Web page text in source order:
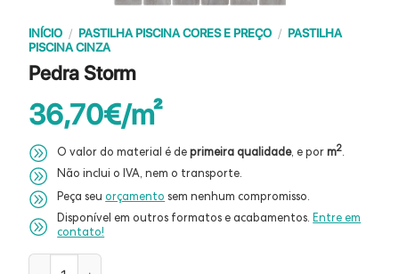
INÍCIO / PASTILHA PISCINA CORES E PREÇO / PASTILHA
PISCINA CINZA
Pedra Storm
36,70€
O valor do material é de primeira qualidade, e porm2.
Não inclui o IVA, nem o transporte.
Peça seuorçamento sem nenhum compromisso.
Disponível em outros formatos e acabamentos.Entre em
contato!